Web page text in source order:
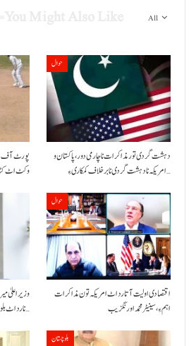
All
وکٹ اٹ
حوال
دہشت گردی تور مذاکرات نا چارمی دور،پاکستان و
امریکہ نا دہشت گردی نا برخلاف کمکاری ءِ…
وزیراعلیٰ
نا رد اٹ بلوچستان اسمبلی ٹی…
حوال
اقتصادی اولیت آتا رد اٹ امریکہ تون مذاکرات
اہم ءِ،سینیٹر محمد اورنگزیب
بلوچستان